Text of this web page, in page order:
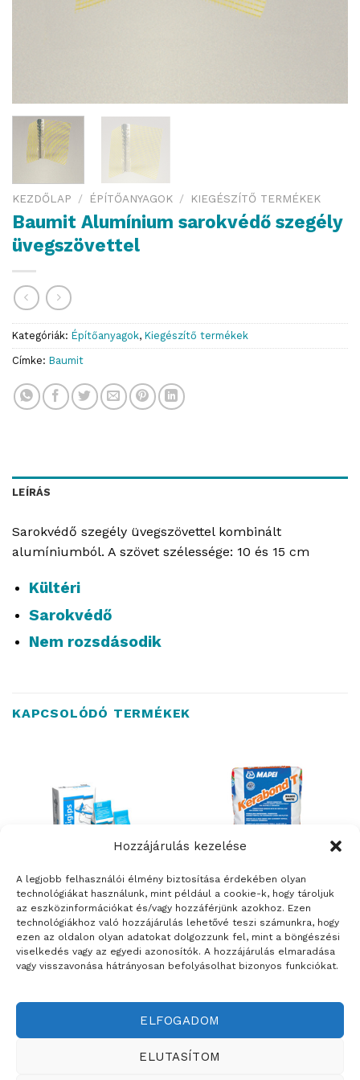
Hozzájárulás kezelése
A legjobb felhasználói élmény biztosítása érdekében olyan
technológiákat használunk, mint például a cookie-k, hogy tároljuk
az eszközinformációkat és/vagy hozzáférjünk azokhoz. Ezen
technológiákhoz való hozzájárulás lehetővé teszi számunkra, hogy
ezen az oldalon olyan adatokat dolgozzunk fel, mint a böngészési
viselkedés vagy az egyedi azonosítók. A hozzájárulás elmaradása
vagy visszavonása hátrányosan befolyásolhat bizonyos funkciókat.
ELFOGADOM
ELUTASÍTOM
KEZDŐLAP / ÉPÍTŐANYAGOK / KIEGÉSZÍTŐ TERMÉKEK
Baumit Alumínium sarokvédő szegély
üvegszövettel
Kategóriák: Építőanyagok, Kiegészítő termékek
Címke: Baumit
LEÍRÁS
Sarokvédő szegély üvegszövettel kombinált
alumíniumból. A szövet szélessége: 10 és 15 cm
Kültéri
Sarokvédő
Nem rozsdásodik
KAPCSOLÓDÓ TERMÉKEK
ÉPÍTŐANYAGOK
Rigips Rimano 0-3 –
nagyszilárdságú beltéri
glettelőgipsz 0-3 mm
vastagságig
ÉPÍTŐANYAGOK
Mapei Kerabond T –
lecsúszásmentes,
cementkötésű ragasztó
habarcs kerámia
Weboldalt készítette: